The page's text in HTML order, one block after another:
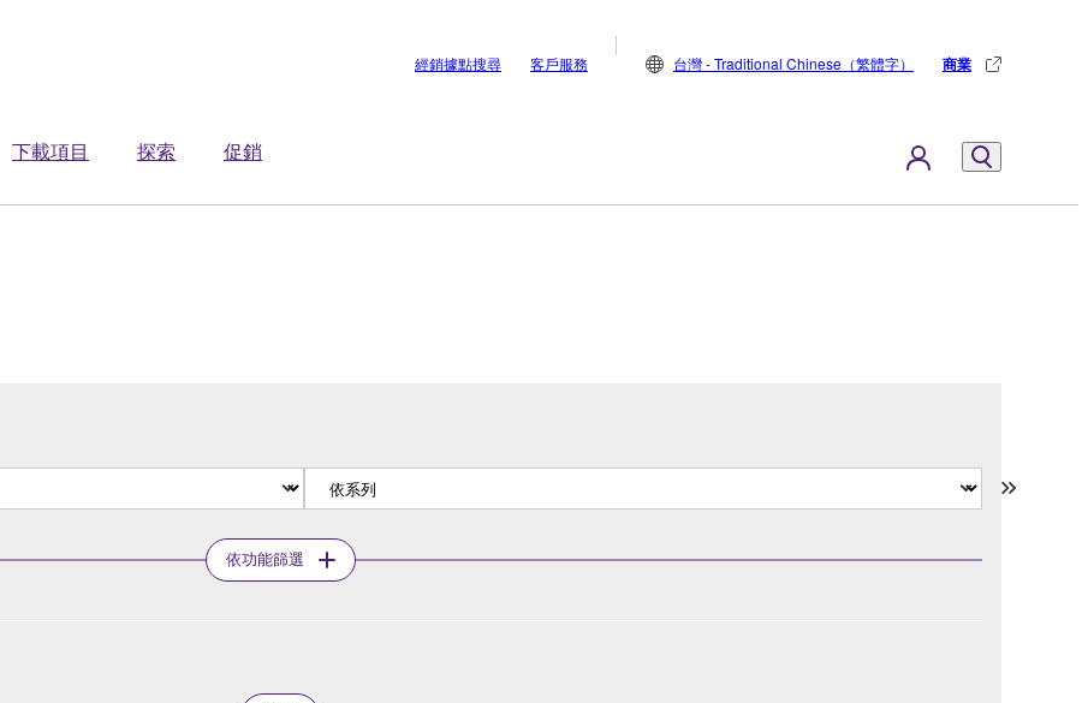
下載項目 探索 促銷
經銷據點搜尋 客戶服務 台灣 - Traditional Chinese（繁體字） 商業
依功能篩選